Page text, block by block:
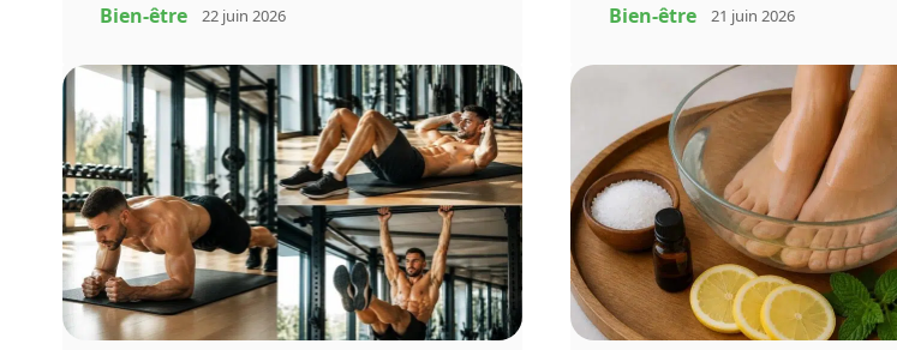
Bien-être 22 juin 2026 Bien-être 21 juin 2026